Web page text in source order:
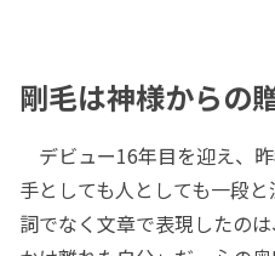
剛毛は神様からの
デビュー16年目を迎え、
手としても人としても一段
詞でなく文章で表現したの